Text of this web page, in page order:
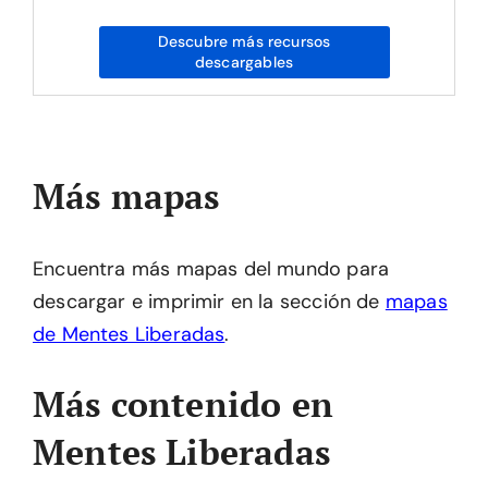
Descubre más recursos
descargables
Más mapas
Encuentra más mapas del mundo para
descargar e imprimir en la sección de mapas
de Mentes Liberadas.
Más contenido en
Mentes Liberadas